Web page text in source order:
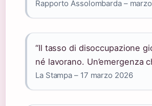
Rapporto Assolombarda –
“Il tasso di disoccupazione
né lavorano. Un’emergenza
La Stampa – 17 marzo 2026